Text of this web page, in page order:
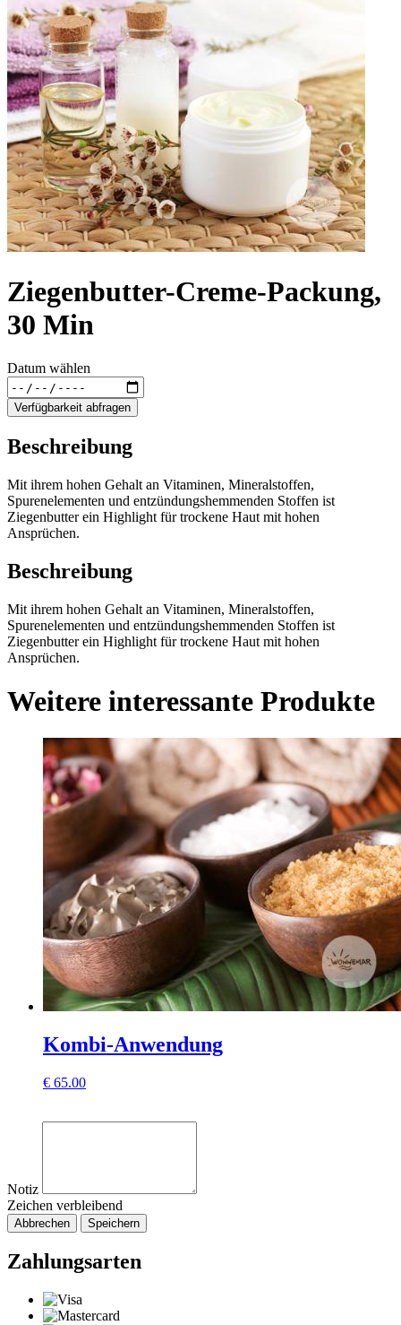
Ziegenbutter-Creme-Packung,
30 Min
Datum wählen
Verfügbarkeit abfragen
Beschreibung
Mit ihrem hohen Gehalt an Vitaminen, Mineralstoffen,
Spurenelementen und entzündungshemmenden Stoffen ist
Ziegenbutter ein Highlight für trockene Haut mit hohen
Ansprüchen.
Beschreibung
Mit ihrem hohen Gehalt an Vitaminen, Mineralstoffen,
Spurenelementen und entzündungshemmenden Stoffen ist
Ziegenbutter ein Highlight für trockene Haut mit hohen
Ansprüchen.
Weitere interessante Produkte
Kombi-Anwendung
€ 65.00
Notiz
Zeichen verbleibend
Abbrechen Speichern
Zahlungsarten